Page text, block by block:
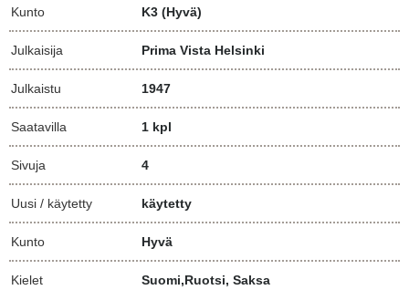
Kunto K3 (Hyvä)
Julkaisija Prima Vista Helsinki
Julkaistu 1947
Saatavilla 1 kpl
Sivuja 4
Uusi / käytetty käytetty
Kunto Hyvä
Kielet Suomi,Ruotsi, Saksa